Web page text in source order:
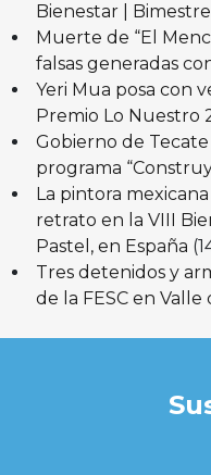
Bienestar |
Muerte de “El
falsas generadas
Yeri Mua posa con
Premio Lo Nuestro
Gobierno de
programa
La pintora
retrato en la VIII
Pastel, en España
Tres detenidos y
de la FESC en Valle